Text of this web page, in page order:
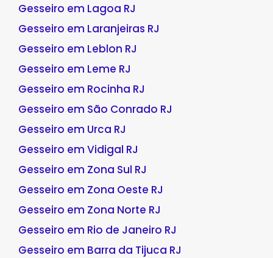
Gesseiro em Lagoa RJ
Gesseiro em Laranjeiras RJ
Gesseiro em Leblon RJ
Gesseiro em Leme RJ
Gesseiro em Rocinha RJ
Gesseiro em São Conrado RJ
Gesseiro em Urca RJ
Gesseiro em Vidigal RJ
Gesseiro em Zona Sul RJ
Gesseiro em Zona Oeste RJ
Gesseiro em Zona Norte RJ
Gesseiro em Rio de Janeiro RJ
Gesseiro em Barra da Tijuca RJ